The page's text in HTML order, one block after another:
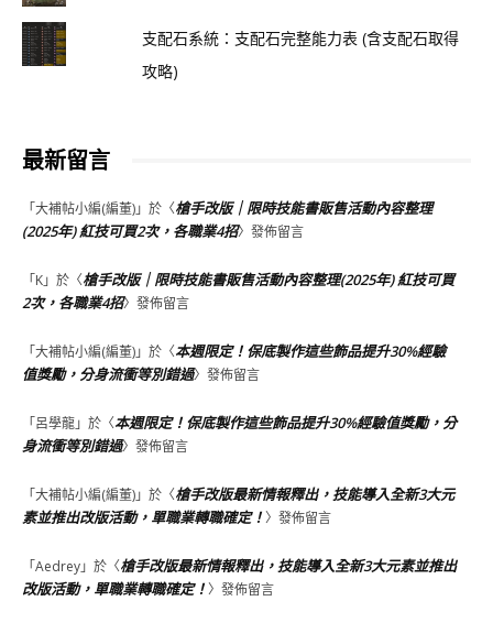
支配石系統：支配石完整能力表 (含支配石取得
攻略)
最新留言
「大補帖小編(編董)」於〈槍手改版｜限時技能書販售活動內容整理
(2025年) 紅技可買2次，各職業4招〉發佈留言
「K」於〈槍手改版｜限時技能書販售活動內容整理(2025年) 紅技可買
2次，各職業4招〉發佈留言
「大補帖小編(編董)」於〈本週限定！保底製作這些飾品提升30%經驗
值獎勵，分身流衝等別錯過〉發佈留言
「呂學龍」於〈本週限定！保底製作這些飾品提升30%經驗值獎勵，分
身流衝等別錯過〉發佈留言
「大補帖小編(編董)」於〈槍手改版最新情報釋出，技能導入全新3大元
素並推出改版活動，單職業轉職確定！〉發佈留言
「Aedrey」於〈槍手改版最新情報釋出，技能導入全新3大元素並推出
改版活動，單職業轉職確定！〉發佈留言